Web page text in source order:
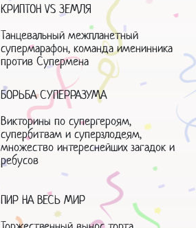
КРИПТОН VS ЗЕМЛЯ
Танцевальный межпланетный
супермарафон, команда именинника
против Супермена
БОРЬБА СУПЕРРАЗУМА
Викторины по супергероям,
супербитвам и суперзлодеям,
множество интереснейших загадок и
ребусов
ПИР НА ВЕСЬ МИР